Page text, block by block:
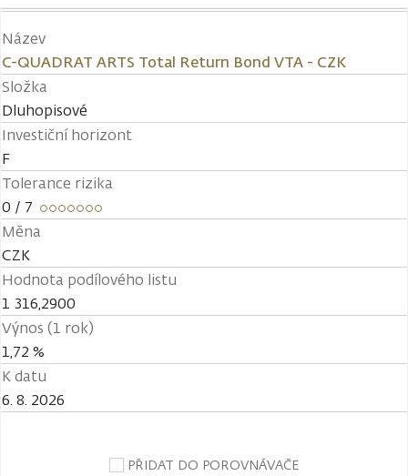
Název
C-QUADRAT ARTS Total Return Bond VTA - CZK
Složka
Dluhopisové
Investiční horizont
F
Tolerance rizika
0 / 7
Měna
CZK
Hodnota podílového listu
1 316,2900
Výnos (1 rok)
1,72 %
K datu
6. 8. 2026
PŘIDAT DO POROVNÁVAČE